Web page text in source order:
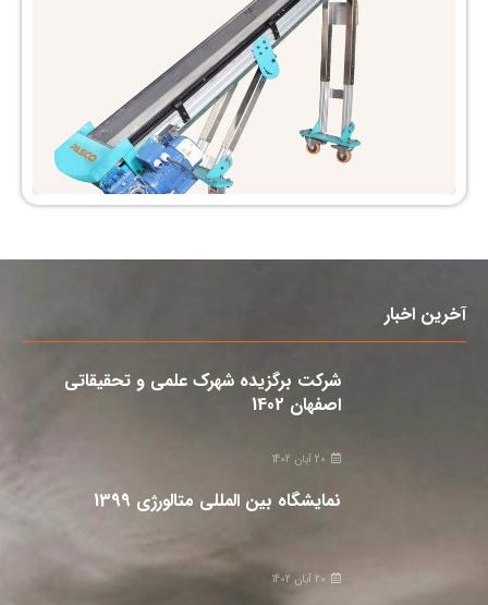
آخرین اخبار
شرکت برگزیده شهرک علمی و تحقیقاتی
اصفهان 1402
20 آبان 1402
نمایشگاه بین المللی متالورژی 1399
20 آبان 1402